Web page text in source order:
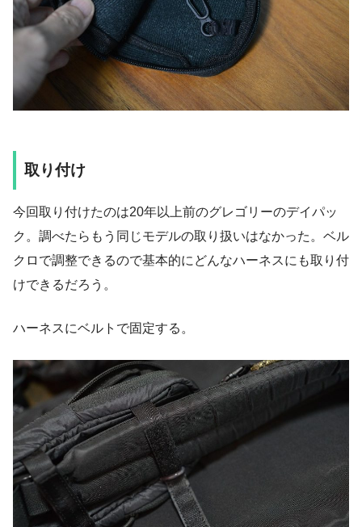
取り付け
今回取り付けたのは20年以上前のグレゴリーのデイパッ
ク。調べたらもう同じモデルの取り扱いはなかった。ベル
クロで調整できるので基本的にどんなハーネスにも取り付
けできるだろう。
ハーネスにベルトで固定する。